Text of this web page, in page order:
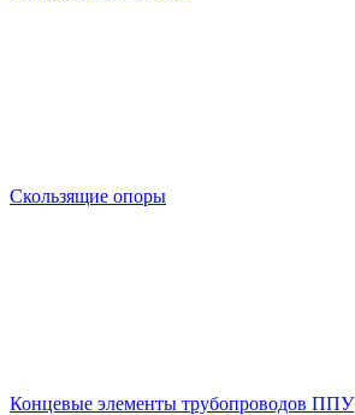
Скользящие опоры
Концевые элементы трубопроводов ППУ